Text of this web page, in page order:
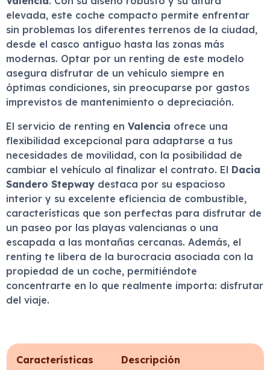
elevada, este coche compacto permite enfrentar
sin problemas los diferentes terrenos de la ciudad,
desde el casco antiguo hasta las zonas más
modernas. Optar por un renting de este modelo
asegura disfrutar de un vehículo siempre en
óptimas condiciones, sin preocuparse por gastos
imprevistos de mantenimiento o depreciación.
El servicio de renting en Valencia ofrece una
flexibilidad excepcional para adaptarse a tus
necesidades de movilidad, con la posibilidad de
cambiar el vehículo al finalizar el contrato. El Dacia
Sandero Stepway destaca por su espacioso
interior y su excelente eficiencia de combustible,
características que son perfectas para disfrutar de
un paseo por las playas valencianas o una
escapada a las montañas cercanas. Además, el
renting te libera de la burocracia asociada con la
propiedad de un coche, permitiéndote
concentrarte en lo que realmente importa: disfrutar
del viaje.
Características Descripción